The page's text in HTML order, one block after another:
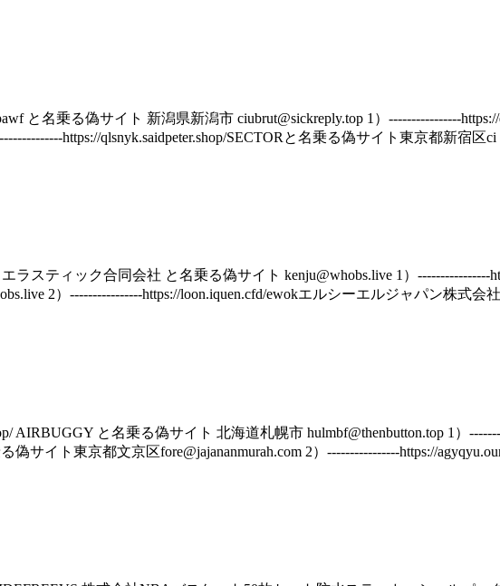
と名乗る偽サイト 新潟県新潟市 ciubrut@sickreply.top 1）----------------
https://qlsnyk.saidpeter.shop/SECTORと名乗る偽サイト東京都新宿区ci
ラスティック合同会社 と名乗る偽サイト kenju@whobs.live 1）----------------
2）----------------https://loon.iquen.cfd/ewokエルシーエルジャパン株式会
AIRBUGGY と名乗る偽サイト 北海道札幌市 hulmbf@thenbutton.top 1）
偽サイト東京都文京区fore@jajananmurah.com 2）----------------https://